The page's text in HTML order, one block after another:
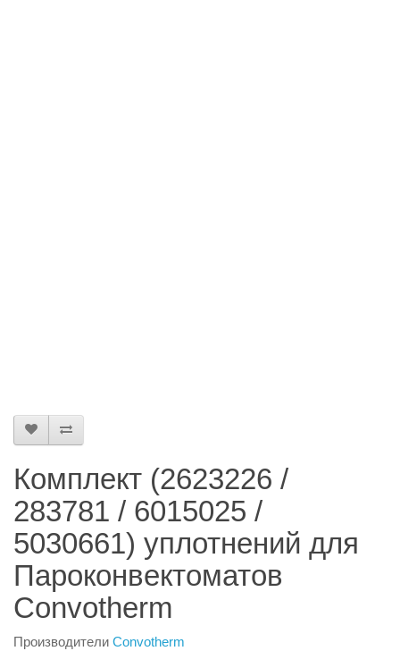
Комплект (2623226 /
283781 / 6015025 /
5030661) уплотнений для
Пароконвектоматов
Convotherm
Производители Convotherm